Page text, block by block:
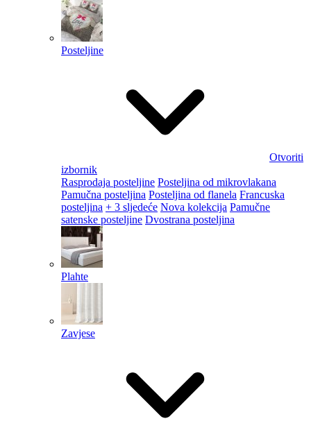
Posteljine
Otvoriti
izbornik
Rasprodaja posteljine Posteljina od mikrovlakana
Pamučna posteljina Posteljina od flanela Francuska
posteljina + 3 sljedeće Nova kolekcija Pamučne
satenske posteljine Dvostrana posteljina
Plahte
Zavjese